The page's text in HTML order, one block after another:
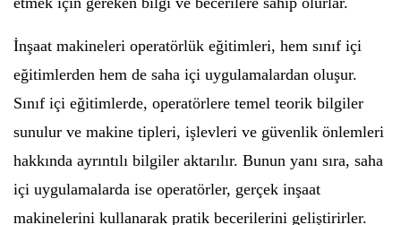
İnşaat makineleri operatörlük eğitimleri, hem sınıf içi
eğitimlerden hem de saha içi uygulamalardan oluşur.
Sınıf içi eğitimlerde, operatörlere temel teorik bilgiler
sunulur ve makine tipleri, işlevleri ve güvenlik önlemleri
hakkında ayrıntılı bilgiler aktarılır. Bunun yanı sıra, saha
içi uygulamalarda ise operatörler, gerçek inşaat
makinelerini kullanarak pratik becerilerini geliştirirler.